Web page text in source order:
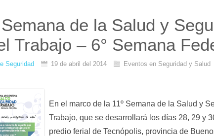
Semana de la Salud y
Trabajo – 6° Semana
Seguridad 19 de abril del 2014 Eventos en Seguridad y Salud
En el marco de la 11º Semana de la Salud y
Trabajo, que se desarrollará los días 28, 29 y
predio ferial de Tecnópolis, provincia de